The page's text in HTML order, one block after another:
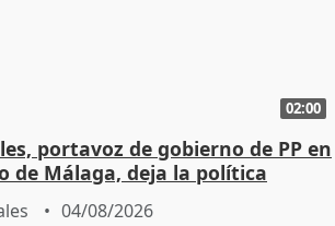
02:00
portavoz de gobierno de PP en
de Málaga, deja la política
04/08/2026